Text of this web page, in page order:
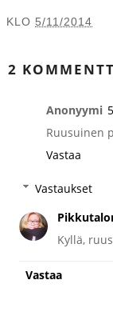
KLO 5/11/2014
2
Anonyymi
Ruusuinen
Vastaa
Vastaukset
Kyllä,
Vastaa